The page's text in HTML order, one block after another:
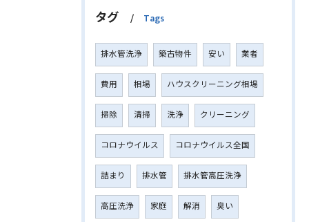
タグ Tags
排水管洗浄 築古物件 安い 業者
費用 相場 ハウスクリーニング相場
掃除 清掃 洗浄 クリーニング
コロナウイルス コロナウイルス全国
詰まり 排水管 排水管高圧洗浄
高圧洗浄 家庭 解消 臭い